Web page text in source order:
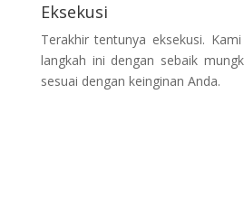
Eksekusi
Terakhir tentunya eksekusi.
langkah ini dengan sebaik
sesuai dengan keinginan Anda.